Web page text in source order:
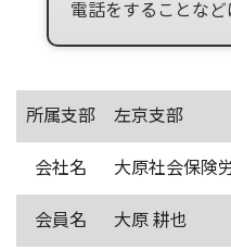
電話をすることなど
所属支部 左京支部
会社名 大原社会保険
会員名 大原 耕也